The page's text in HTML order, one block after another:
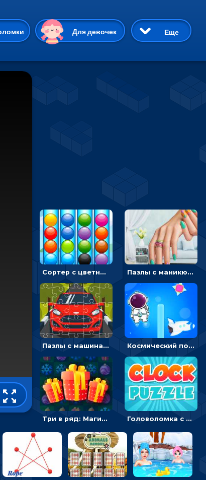
Для девочек
Приключения
Еще
Сортер с цветными шариками: размещать в колбах по цвету Пазлы с маникюром: собери идеальный рисунок для ногтей
Пазлы с машинами Форд: собирать картинки и открывать новые Космический побег: двигать космонавта, чтобы попасть к кораблю
Три в ряд: Магические рождественские драгоценности Головоломка с часами для детей: читать время по циферблату